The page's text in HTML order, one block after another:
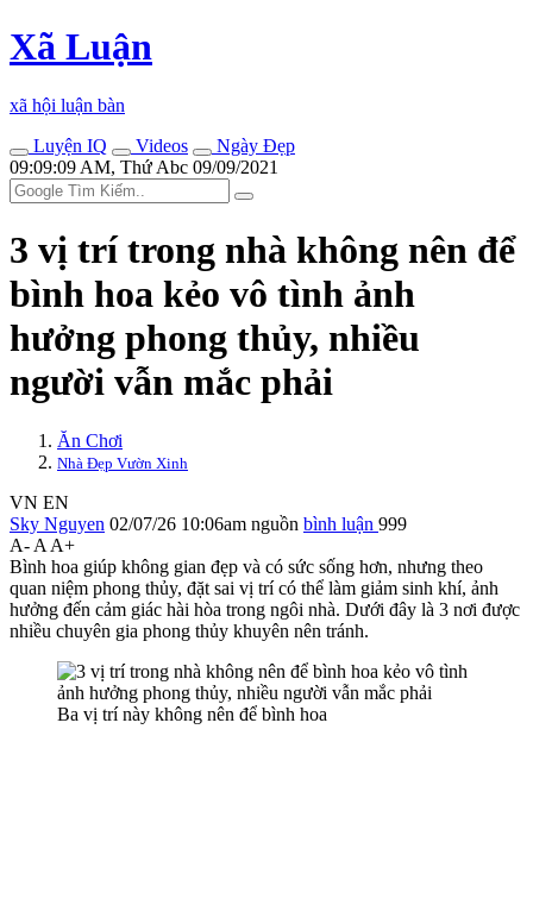
Xã Luận
xã hội luận bàn
Luyện IQ
Videos
Ngày Đẹp
09:09:09 AM, Thứ Abc 09/09/2021
3 vị trí trong nhà không nên để
bình hoa kẻo vô tình ảnh
hưởng phong thủy, nhiều
người vẫn mắc phải
Ăn Chơi
Nhà Đẹp Vườn Xinh
VN EN
Sky Nguyen 02/07/26 10:06am nguồn bình luận 999
A- A A+
Bình hoa giúp không gian đẹp và có sức sống hơn, nhưng theo
quan niệm phong thủy, đặt sai vị trí có thể làm giảm sinh khí, ảnh
hưởng đến cảm giác hài hòa trong ngôi nhà. Dưới đây là 3 nơi được
nhiều chuyên gia phong thủy khuyên nên tránh.
Ba vị trí này không nên để bình hoa